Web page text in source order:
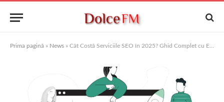
Prima pagină » News » Cât Costă Serviciile SEO în 2025? Ghid Complet cu Exemple Reale de Prețuri